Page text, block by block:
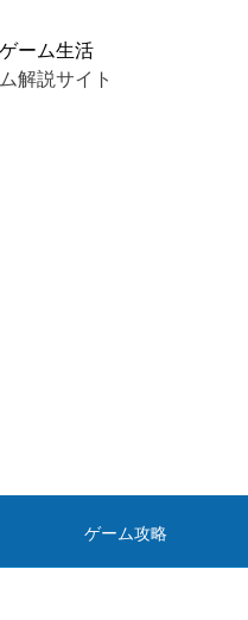
ーム生活
解説サイト
ゲーム攻略